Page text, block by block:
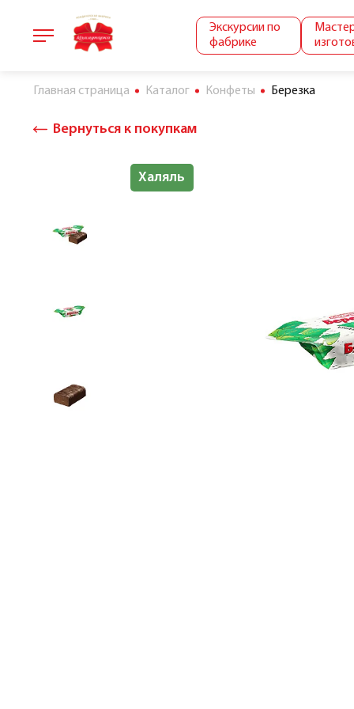
Экскурсии по
фабрике
Главная страница Каталог Конфеты Березка
Вернуться к покупкам
Халяль